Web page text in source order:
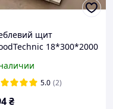
щит
18*300*2000
5.0 (2)
₴